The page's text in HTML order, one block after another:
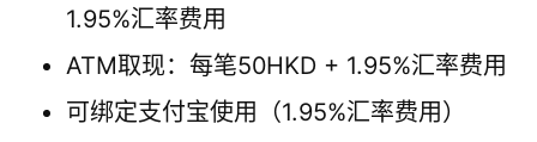
1.95%汇率费用
ATM取现：每笔50HKD + 1.95%汇率费用
可绑定支付宝使用（1.95%汇率费用）